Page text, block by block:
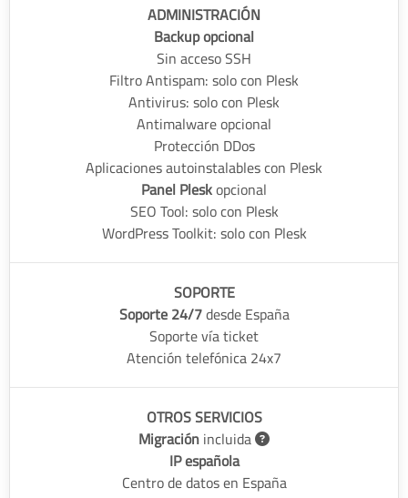
ADMINISTRACIÓN
Backup opcional
Sin acceso SSH
Filtro Antispam: solo con Plesk
Antivirus: solo con Plesk
Antimalware opcional
Protección DDos
Aplicaciones autoinstalables con Plesk
Panel Pleskopcional
SEO Tool: solo con Plesk
WordPress Toolkit: solo con Plesk
SOPORTE
Soporte 24/7desde España
Soporte vía ticket
Atención telefónica 24x7
OTROS SERVICIOS
Migraciónincluida
IP española
Centro de datos en España